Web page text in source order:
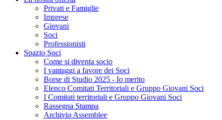
Privati e Famiglie
Imprese
Giovani
Soci
Professionisti
Spazio Soci
Come si diventa socio
I vantaggi a favore dei Soci
Borse di Studio 2025 - Io merito
Elenco Comitati Territoriali e Gruppo Giovani Soci
I Comitati territoriali e Gruppo Giovani Soci
Rassegna Stampa
Archivio Assemblee